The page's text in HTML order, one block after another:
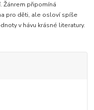
Žánrem připomíná
pro děti, ale osloví spíše
v hávu krásné literatury.